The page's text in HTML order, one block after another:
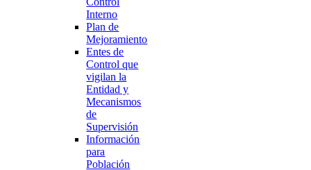
Interno
Plan de
Mejoramiento
Entes de
Control que
vigilan la
Entidad y
Mecanismos
de
Supervisión
Información
para
Población